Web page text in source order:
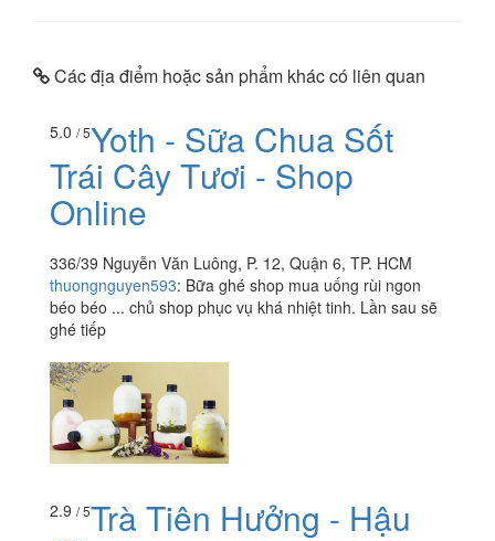
Các địa điểm hoặc sản phẩm khác có liên quan
5.0 / 5Yoth - Sữa Chua Sốt
Trái Cây Tươi - Shop
Online
336/39 Nguyễn Văn Luông, P. 12, Quận 6, TP. HCM
thuongnguyen593: Bữa ghé shop mua uống rùi ngon
béo béo ... chủ shop phục vụ khá nhiệt tinh. Lần sau sẽ
ghé tiếp
2.9 / 5Trà Tiên Hưởng - Hậu